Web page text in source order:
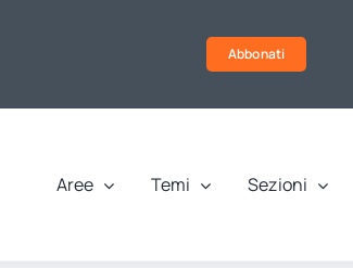
Abbonati
Aree Temi Sezioni